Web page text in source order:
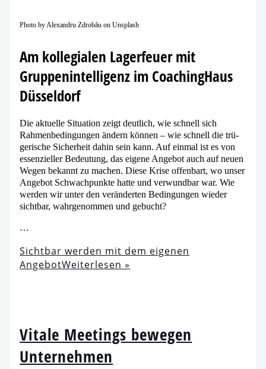
Photo by Alexandru Zdrobău on Unsplash
Am kol­le­gia­len Lagerfeuer mit
Gruppenintelligenz im CoachingHaus
Düsseldorf
Die aktu­el­le Situation zeigt deut­lich, wie schnell sich
Rahmenbedingungen ändern kön­nen – wie schnell die trü­
ge­ri­sche Sicherheit dahin sein kann. Auf ein­mal ist es von
essen­zi­el­ler Bedeutung, das eige­ne Angebot auch auf neu­en
Wegen bekannt zu machen. Diese Krise offen­bart, wo unser
Angebot Schwachpunkte hat­te und ver­wund­bar war. Wie
wer­den wir unter den ver­än­der­ten Bedingungen wie­der
sicht­bar, wahr­ge­nom­men und gebucht?
…
Sichtbar wer­den mit dem eige­nen
AngebotWeiterlesen »
Vitale Meetings bewe­gen
Unternehmen